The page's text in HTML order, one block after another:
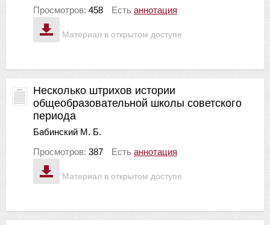
Материал в открытом доступе
Просмотров: 458 Есть аннотация
Материал в открытом доступе
Несколько штрихов истории
общеобразовательной школы советского
периода
Бабинский М. Б.
Просмотров: 387 Есть аннотация